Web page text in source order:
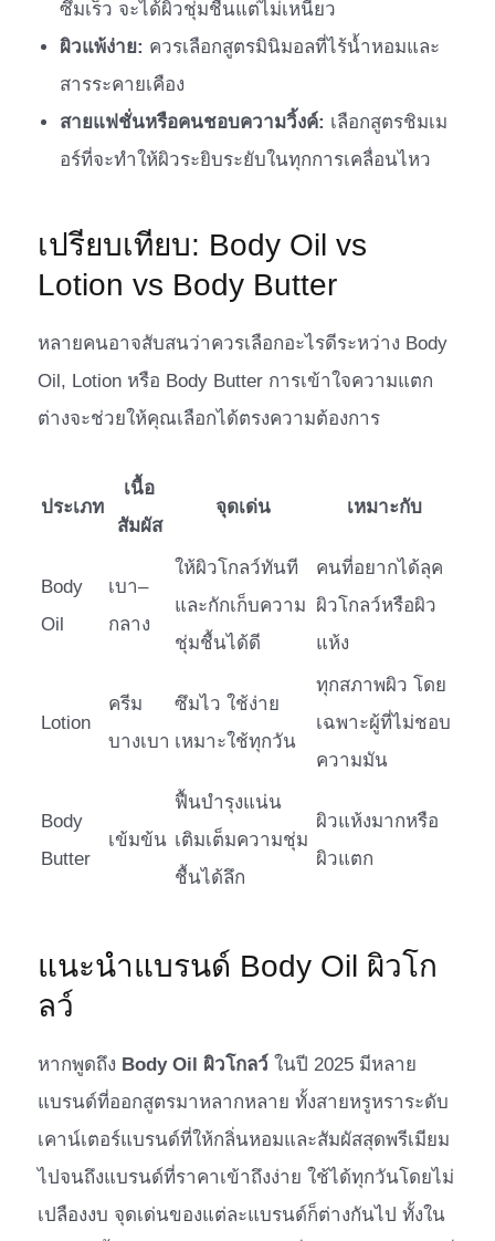
ซึมเร็ว จะได้ผิวชุ่มชื้นแต่ไม่เหนียว
ผิวแพ้ง่าย: ควรเลือกสูตรมินิมอลที่ไร้น้ำหอมและ
สารระคายเคือง
สายแฟชั่นหรือคนชอบความวิ้งค์: เลือกสูตรชิมเม
อร์ที่จะทำให้ผิวระยิบระยับในทุกการเคลื่อนไหว
เปรียบเทียบ: Body Oil vs
Lotion vs Body Butter
หลายคนอาจสับสนว่าควรเลือกอะไรดีระหว่าง Body
Oil, Lotion หรือ Body Butter การเข้าใจความแตก
ต่างจะช่วยให้คุณเลือกได้ตรงความต้องการ
ประเภท
เนื้อ
สัมผัส
จุดเด่น เหมาะกับ
Body
Oil
เบา–
กลาง
ให้ผิวโกลว์ทันที
และกักเก็บความ
ชุ่มชื้นได้ดี
คนที่อยากได้ลุค
ผิวโกลว์หรือผิว
แห้ง
Lotion
ครีม
บางเบา
ซึมไว ใช้ง่าย
เหมาะใช้ทุกวัน
ทุกสภาพผิว โดย
เฉพาะผู้ที่ไม่ชอบ
ความมัน
Body
Butter
เข้มข้น
ฟื้นบำรุงแน่น
เติมเต็มความชุ่ม
ชื้นได้ลึก
ผิวแห้งมากหรือ
ผิวแตก
แนะนำแบรนด์ Body Oil ผิวโก
ลว์
หากพูดถึง Body Oil ผิวโกลว์ ในปี 2025 มีหลาย
แบรนด์ที่ออกสูตรมาหลากหลาย ทั้งสายหรูหราระดับ
เคาน์เตอร์แบรนด์ที่ให้กลิ่นหอมและสัมผัสสุดพรีเมียม
ไปจนถึงแบรนด์ที่ราคาเข้าถึงง่าย ใช้ได้ทุกวันโดยไม่
เปลืองงบ จุดเด่นของแต่ละแบรนด์ก็ต่างกันไป ทั้งใน